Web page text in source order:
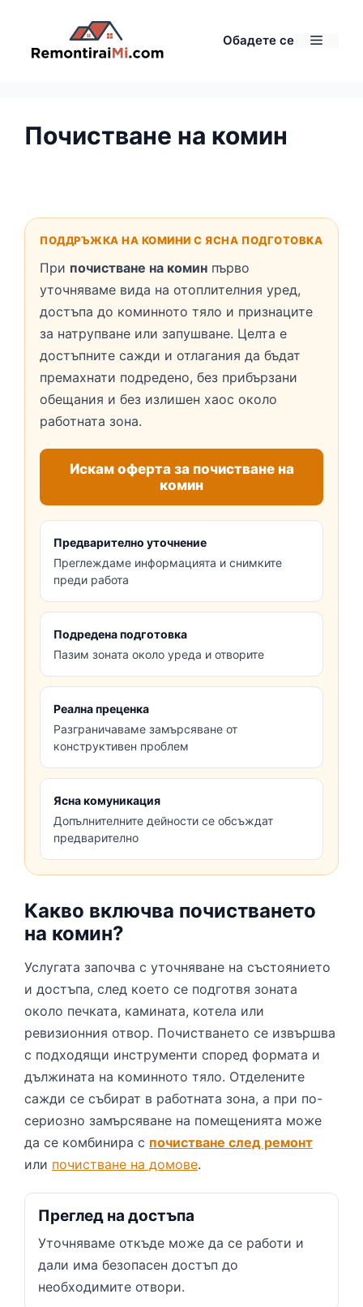
съдържанието
Обадете се Меню
Почистване на комин
ПОДДРЪЖКА НА КОМИНИ С ЯСНА ПОДГОТОВКА
При почистване на комин първо
уточняваме вида на отоплителния уред,
достъпа до коминното тяло и признаците
за натрупване или запушване. Целта е
достъпните сажди и отлагания да бъдат
премахнати подредено, без прибързани
обещания и без излишен хаос около
работната зона.
Искам оферта за почистване на
комин
Предварително уточнение
Преглеждаме информацията и снимките
преди работа
Подредена подготовка
Пазим зоната около уреда и отворите
Реална преценка
Разграничаваме замърсяване от
конструктивен проблем
Ясна комуникация
Допълнителните дейности се обсъждат
предварително
Какво включва почистването
на комин?
Услугата започва с уточняване на състоянието
и достъпа, след което се подготвя зоната
около печката, камината, котела или
ревизионния отвор. Почистването се извършва
с подходящи инструменти според формата и
дължината на коминното тяло. Отделените
сажди се събират в работната зона, а при по-
сериозно замърсяване на помещенията може
да се комбинира с почистване след ремонт
или почистване на домове.
Преглед на достъпа
Уточняваме откъде може да се работи и
дали има безопасен достъп до
необходимите отвори.